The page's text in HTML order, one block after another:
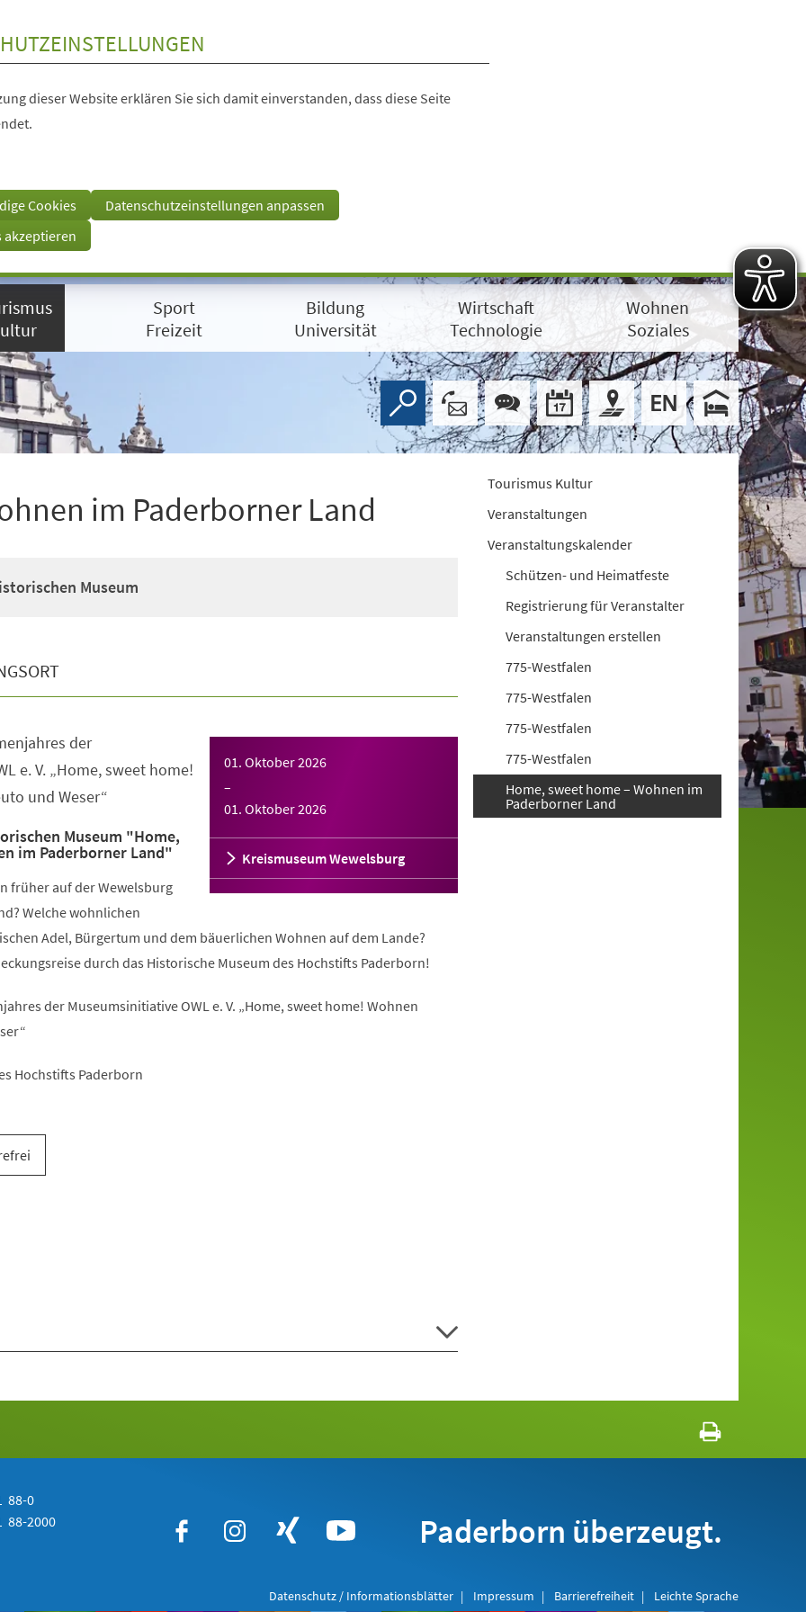
dieser Website erklären Sie sich damit einverstanden, dass diese Seite
Cookies
Datenschutzeinstellungen anpassen
akzeptieren
Sport
Freizeit
Bildung
Universität
Wirtschaft
Technologie
Wohnen
Soziales
im Paderborner Land
Museum
01. Oktober 2026
–
01. Oktober 2026
Kreismuseum Wewelsburg
der
e. V. „Home, sweet home!
und Weser“
Museum "Home,
im Paderborner Land"
früher auf der Wewelsburg
Welche wohnlichen
Adel, Bürgertum und dem bäuerlichen Wohnen auf dem Lande?
durch das Historische Museum des Hochstifts Paderborn!
der Museumsinitiative OWL e. V. „Home, sweet home! Wohnen
Hochstifts Paderborn
Tourismus Kultur
Veranstaltungen
Veranstaltungskalender
Schützen- und Heimatfeste
Registrierung für Veranstalter
Veranstaltungen erstellen
775-Westfalen
775-Westfalen
775-Westfalen
775-Westfalen
Home, sweet home – Wohnen im
Paderborner Land
88-0
88-2000 Paderborn überzeugt.
Datenschutz / Informationsblätter Impressum Barrierefreiheit Leichte Sprache